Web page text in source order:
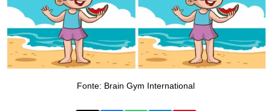
Fonte: Brain Gym International